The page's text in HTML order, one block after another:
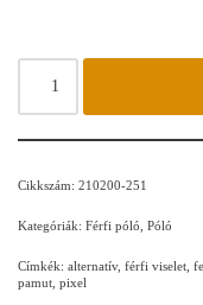
Cikkszám: 210200-251
Kategóriák: Férfi póló, Póló
Címkék: alternatív, férfi viselet,
pamut, pixel